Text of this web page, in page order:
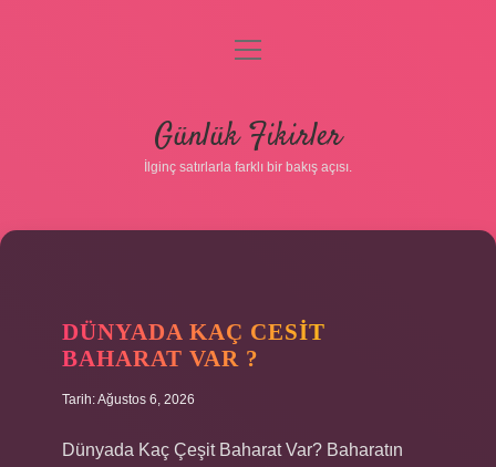
Gizlilik Politikası
Hakkımızda
menüyü
Günlük Fikirler
İlginç satırlarla farklı bir bakış açısı.
FIKIRLER
YAZILAR
DÜNYADA KAÇ CESIT
BAHARAT VAR ?
Tarih: Ağustos 6, 2026
Dünyada Kaç Çeşit Baharat Var? Baharatın